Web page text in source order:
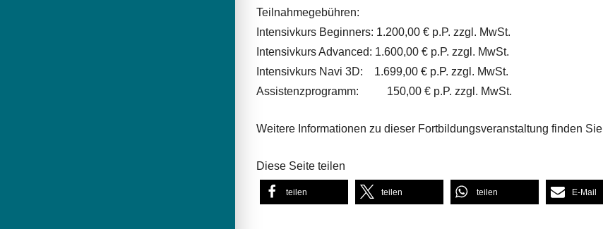
Teilnahmegebühren:
Intensivkurs Beginners: 1.200,00 € p.P. zzgl. MwSt.
Intensivkurs Advanced: 1.600,00 € p.P. zzgl. MwSt.
Intensivkurs Navi 3D: 1.699,00 € p.P. zzgl. MwSt.
Assistenzprogramm: 150,00 € p.P. zzgl. MwSt.
Weitere Informationen zu dieser Fortbildungsveranstaltung finden Sie
Diese Seite teilen
teilen teilen teilen E-Mail